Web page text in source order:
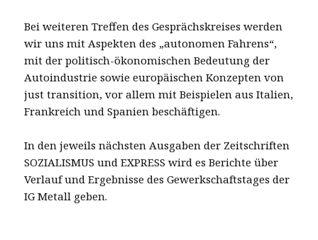
Bei weiteren Treffen des Gesprächskreises werden
wir uns mit Aspekten des „autonomen Fahrens“,
mit der politisch-ökonomischen Bedeutung der
Autoindustrie sowie europäischen Konzepten von
just transition, vor allem mit Beispielen aus Italien,
Frankreich und Spanien beschäftigen.
In den jeweils nächsten Ausgaben der Zeitschriften
SOZIALISMUS und EXPRESS wird es Berichte über
Verlauf und Ergebnisse des Gewerkschaftstages der
IG Metall geben.